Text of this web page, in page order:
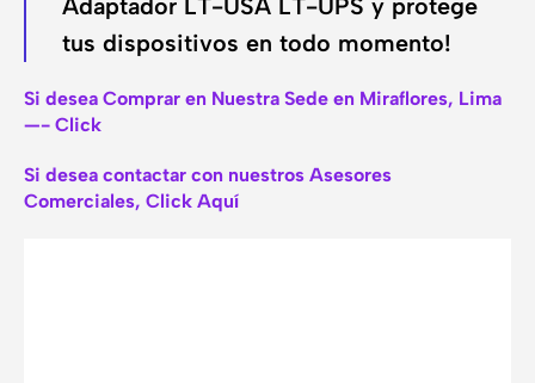
Adaptador LT-USA LT-UPS y protege
tus dispositivos en todo momento!
Si desea Comprar en Nuestra Sede en Miraflores, Lima
—- Click
Si desea contactar con nuestros Asesores
Comerciales, Click Aquí